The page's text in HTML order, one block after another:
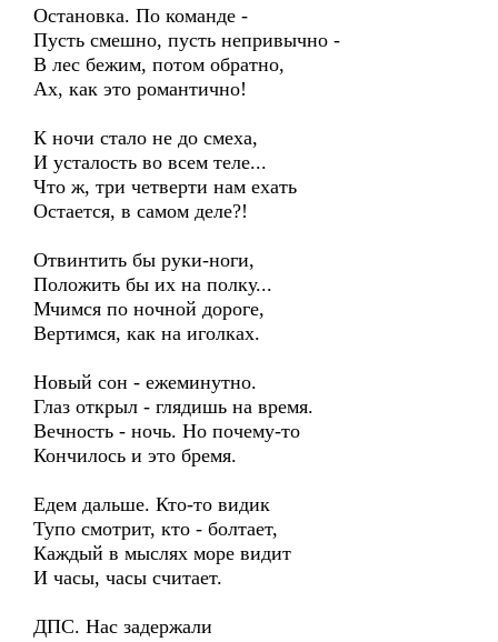
Остановка. По команде -
Пусть смешно, пусть непривычно -
В лес бежим, потом обратно,
Ах, как это романтично!
К ночи стало не до смеха,
И усталость во всем теле...
Что ж, три четверти нам ехать
Остается, в самом деле?!
Отвинтить бы руки-ноги,
Положить бы их на полку...
Мчимся по ночной дороге,
Вертимся, как на иголках.
Новый сон - ежеминутно.
Глаз открыл - глядишь на время.
Вечность - ночь. Но почему-то
Кончилось и это бремя.
Едем дальше. Кто-то видик
Тупо смотрит, кто - болтает,
Каждый в мыслях море видит
И часы, часы считает.
ДПС. Нас задержали